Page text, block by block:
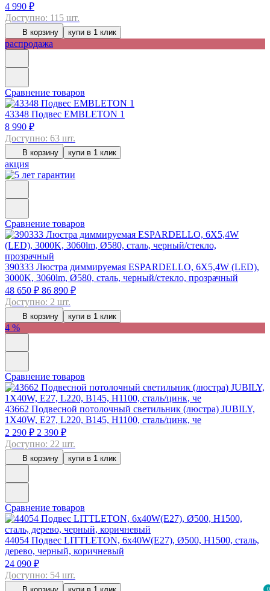
0
4 990 ₽
Доступно: 115 шт.
В корзину купи в 1 клик
распродажа
Сравнение товаров
43348 Подвес EMBLETON 1
8 990 ₽
Доступно: 63 шт.
В корзину купи в 1 клик
акция
Сравнение товаров
390333 Люстра диммируемая ESPARDELLO, 6X5,4W (LED),
3000K, 3060lm, Ø580, сталь, черный/стекло, прозрачный
48 650 ₽ 86 890 ₽
Доступно: 2 шт.
В корзину купи в 1 клик
4 %
Сравнение товаров
43662 Подвесной потолочный светильник (люстра) JUBILY,
1Х40W, E27, L220, B145, H1100, сталь/цинк, че
2 290 ₽ 2 390 ₽
Доступно: 22 шт.
В корзину купи в 1 клик
Сравнение товаров
44054 Подвес LITTLETON, 6x40W(E27), Ø500, H1500, сталь,
дерево, черный, коричневый
24 090 ₽
Доступно: 54 шт.